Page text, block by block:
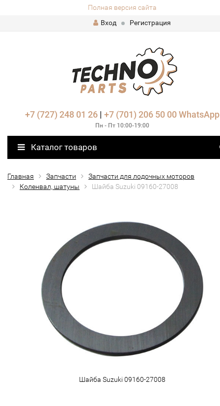
Полная версия сайта
Вход
Регистрация
+7 (727) 248 01 26| +7 (701) 206 50 00 WhatsApp
Пн - Пт 10:00-19:00
Каталог товаров
Главная Запчасти
Запчасти для лодочных моторов
Коленвал, шатуны
Шайба Suzuki 09160-27008
Шайба Suzuki 09160-27008